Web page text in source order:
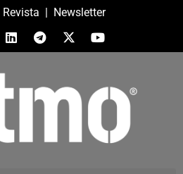
Revista | Newsletter